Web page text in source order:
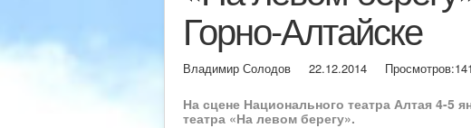
Горно-Алтайске
Владимир Солодов 22.12.2014 Просмотров:
На сцене Национального театра Алтая 4-5
театра «На левом берегу».